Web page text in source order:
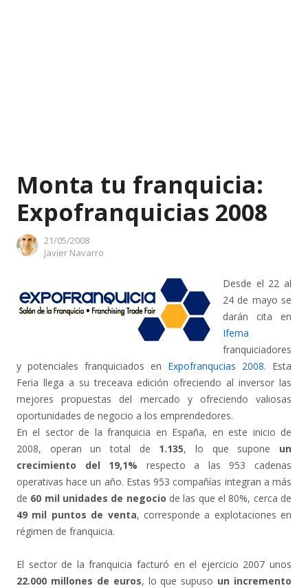
Monta tu franquicia:
Expofranquicias 2008
21/05/2008
Author
Javier Navarro
Desde el 22 al
24 de mayo se
darán cita en
Ifema
franquiciadores
y potenciales franquiciados en Expofranqucias 2008. Esta
Feria llega a su treceava edición ofreciendo al inversor las
mejores propuestas del mercado y ofreciendo valiosas
oportunidades de negocio a los emprendedores.
En el sector de la franquicia en España, en este inicio de
2008, operan un total de 1.135, lo que supone un
crecimiento del 19,1% respecto a las 953 cadenas
operativas hace un año. Estas 953 compañías integran a más
de 60 mil unidades de negocio de las que el 80%, cerca de
49 mil puntos de venta, corresponde a explotaciones en
régimen de franquicia.
El sector de la franquicia facturó en el ejercicio 2007 unos
22.000 millones de euros, lo que supuso un incremento